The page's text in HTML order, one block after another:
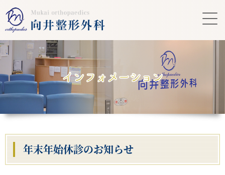
年末年始休診のお知らせ